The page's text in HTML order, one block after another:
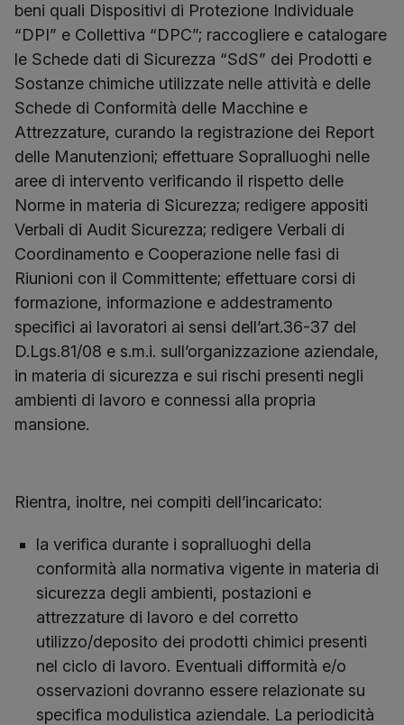
beni quali Dispositivi di Protezione Individuale
“DPI” e Collettiva “DPC”; raccogliere e catalogare
le Schede dati di Sicurezza “SdS” dei Prodotti e
Sostanze chimiche utilizzate nelle attività e delle
Schede di Conformità delle Macchine e
Attrezzature, curando la registrazione dei Report
delle Manutenzioni; effettuare Sopralluoghi nelle
aree di intervento verificando il rispetto delle
Norme in materia di Sicurezza; redigere appositi
Verbali di Audit Sicurezza; redigere Verbali di
Coordinamento e Cooperazione nelle fasi di
Riunioni con il Committente; effettuare corsi di
formazione, informazione e addestramento
specifici ai lavoratori ai sensi dell’art.36-37 del
D.Lgs.81/08 e s.m.i. sull’organizzazione aziendale,
in materia di sicurezza e sui rischi presenti negli
ambienti di lavoro e connessi alla propria
mansione.
Rientra, inoltre, nei compiti dell’incaricato:
la verifica durante i sopralluoghi della
conformità alla normativa vigente in materia di
sicurezza degli ambienti, postazioni e
attrezzature di lavoro e del corretto
utilizzo/deposito dei prodotti chimici presenti
nel ciclo di lavoro. Eventuali difformità e/o
osservazioni dovranno essere relazionate su
specifica modulistica aziendale. La periodicità